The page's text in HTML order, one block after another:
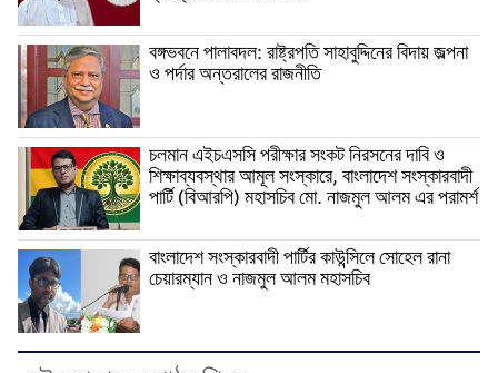
বঙ্গভবনে পালাবদল: রাষ্ট্রপতি সাহাবুদ্দিনের বিদায় জল্পনা
ও পর্দার অন্তরালের রাজনীতি
চলমান এইচএসসি পরীক্ষার সংকট নিরসনের দাবি ও
শিক্ষাব্যবস্থার আমূল সংস্কারে, বাংলাদেশ সংস্কারবাদী
পার্টি (বিআরপি) মহাসচিব মো. নাজমুল আলম এর পরামর্শ
বাংলাদেশ সংস্কারবাদী পার্টির কাউন্সিলে সোহেল রানা
চেয়ারম্যান ও নাজমুল আলম মহাসচিব